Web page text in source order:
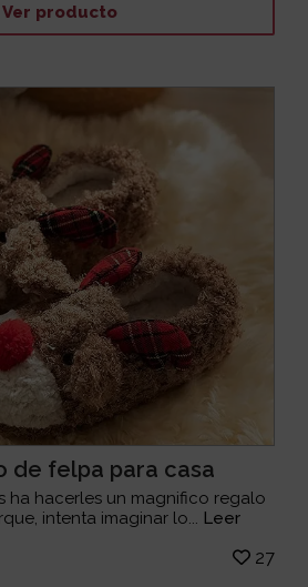
Ver producto
de felpa para casa
ha hacerles un magnifico regalo
intenta imaginar lo... Leer
27